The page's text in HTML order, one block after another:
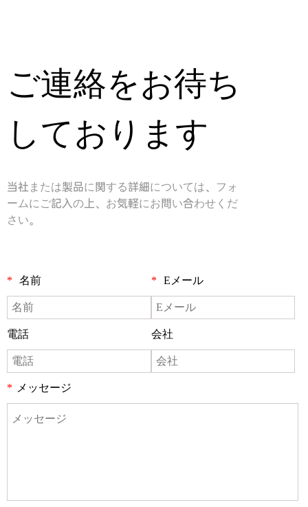
ご連絡をお待ち
しております
当社または製品に関する詳細については、フォ
ームにご記入の上、お気軽にお問い合わせくだ
さい。
* 名前 * Eメール
電話 会社
* メッセージ